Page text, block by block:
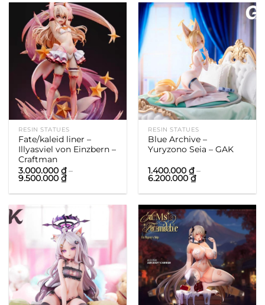
đến
4.850.000 ₫
đến
5.000.000 ₫
RESIN STATUES
Fate/kaleid liner –
Illyasviel von Einzbern –
Craftman
3.000.000₫ –
9.500.000₫Khoảng
giá:
từ
9.500.000 ₫
RESIN STATUES
Blue Archive –
Yuryzono Seia – GAK
1.400.000₫ –
6.200.000₫Khoảng
giá:
từ
đến
6.200.000 ₫